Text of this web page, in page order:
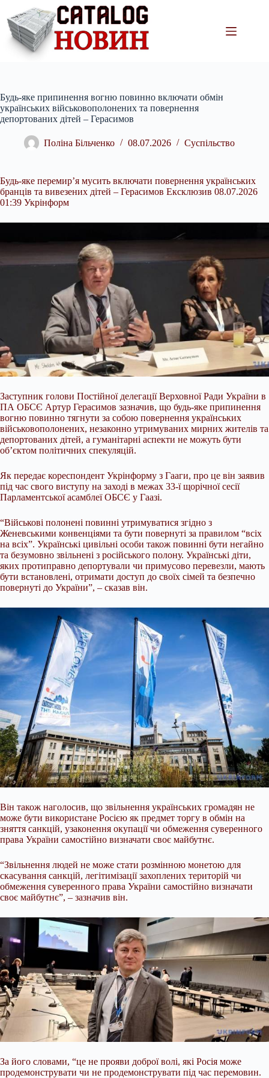
вмісту
Будь-яке припинення вогню повинно включати обмін
українських військовополонених та повернення
депортованих дітей – Герасимов
Поліна Більченко 08.07.2026 Суспільство
Будь-яке перемир’я мусить включати повернення українських
бранців та вивезених дітей – Герасимов Ексклюзив 08.07.2026
01:39 Укрінформ
Заступник голови Постійної делегації Верховної Ради України в
ПА ОБСЄ Артур Герасимов зазначив, що будь-яке припинення
вогню повинно тягнути за собою повернення українських
військовополонених, незаконно утримуваних мирних жителів та
депортованих дітей, а гуманітарні аспекти не можуть бути
об’єктом політичних спекуляцій.
Як передає кореспондент Укрінформу з Гааги, про це він заявив
під час свого виступу на заході в межах 33-ї щорічної сесії
Парламентської асамблеї ОБСЄ у Гаазі.
“Військові полонені повинні утримуватися згідно з
Женевськими конвенціями та бути повернуті за правилом “всіх
на всіх”. Українські цивільні особи також повинні бути негайно
та безумовно звільнені з російського полону. Українські діти,
яких протиправно депортували чи примусово перевезли, мають
бути встановлені, отримати доступ до своїх сімей та безпечно
повернуті до України”, – сказав він.
Він також наголосив, що звільнення українських громадян не
може бути використане Росією як предмет торгу в обмін на
зняття санкцій, узаконення окупації чи обмеження суверенного
права України самостійно визначати своє майбутнє.
“Звільнення людей не може стати розмінною монетою для
скасування санкцій, легітимізації захоплених територій чи
обмеження суверенного права України самостійно визначати
своє майбутнє”, – зазначив він.
За його словами, “це не прояви доброї волі, які Росія може
продемонструвати чи не продемонструвати під час перемовин.